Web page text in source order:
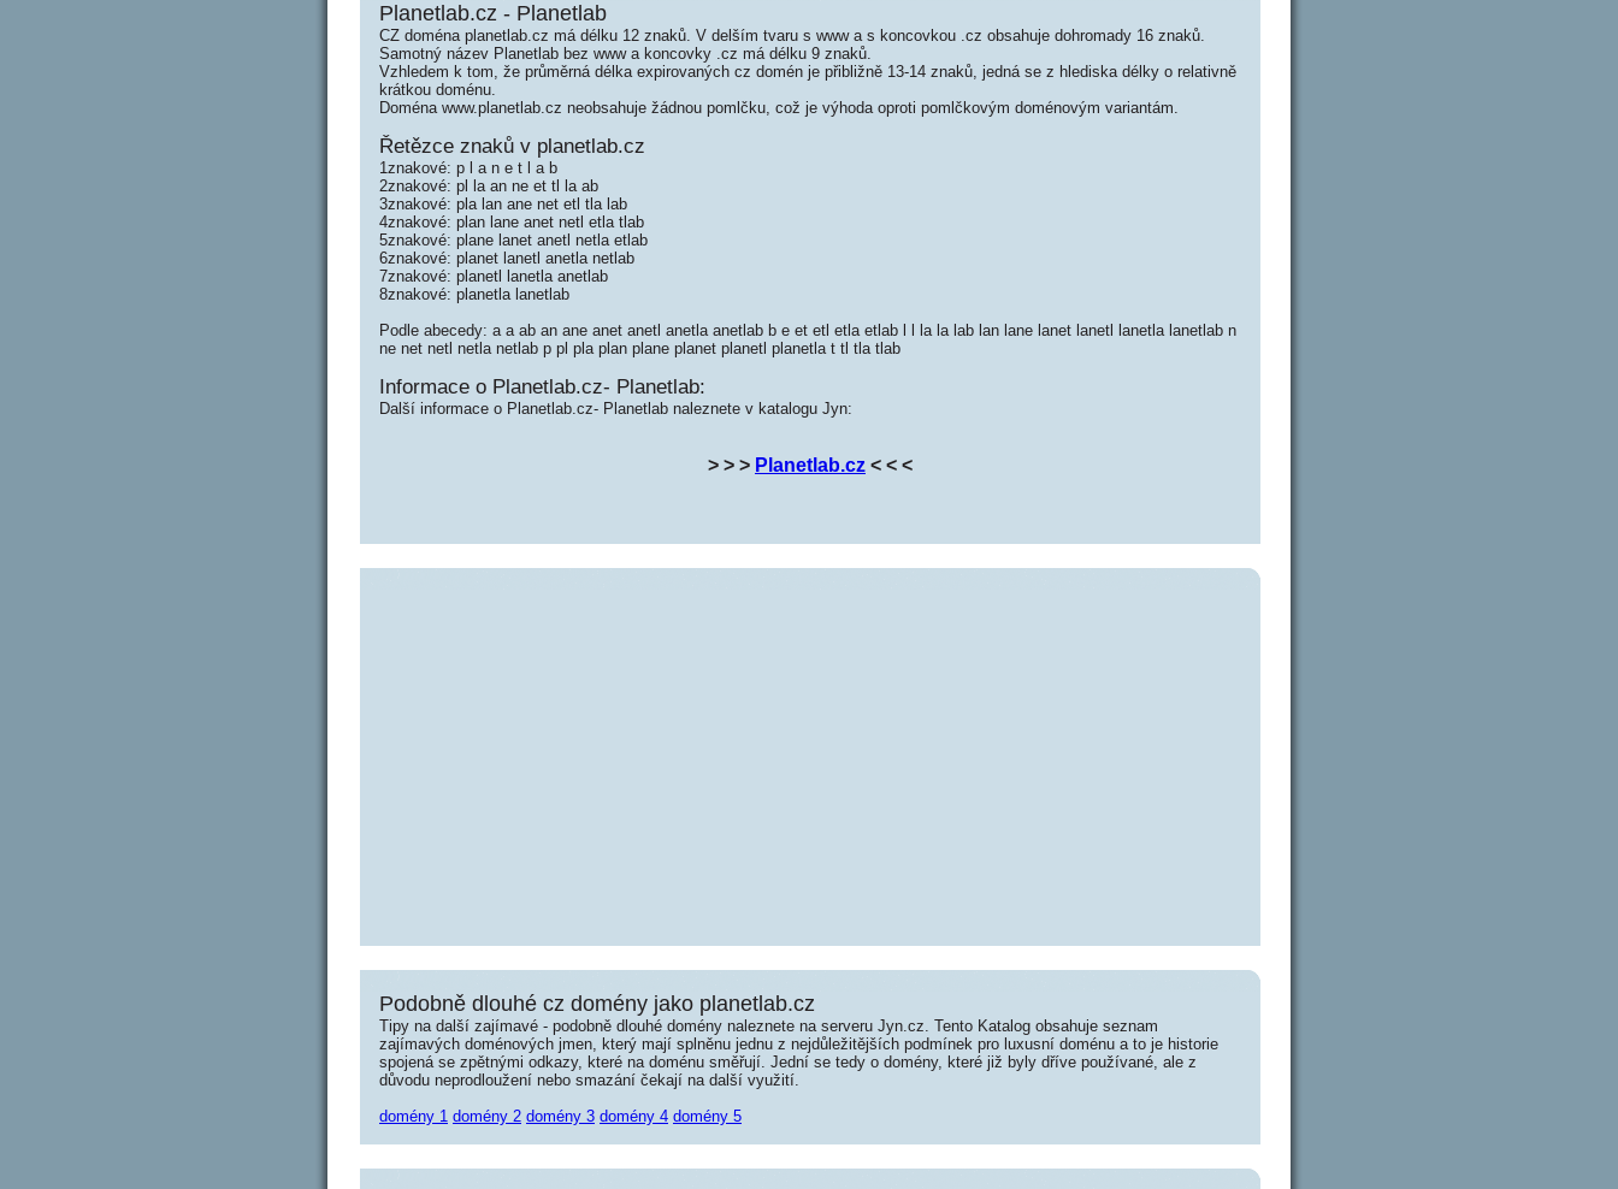
Planetlab.cz - Planetlab
CZ doména planetlab.cz má délku 12 znaků. V delším tvaru s www a s koncovkou .cz obsahuje dohromady 16 znaků.
Samotný název Planetlab bez www a koncovky .cz má délku 9 znaků.
Vzhledem k tom, že průměrná délka expirovaných cz domén je přibližně 13-14 znaků, jedná se z hlediska délky o relativně
krátkou doménu.
Doména www.planetlab.cz neobsahuje žádnou pomlčku, což je výhoda oproti pomlčkovým doménovým variantám.
Řetězce znaků v planetlab.cz
1znakové: p l a n e t l a b
2znakové: pl la an ne et tl la ab
3znakové: pla lan ane net etl tla lab
4znakové: plan lane anet netl etla tlab
5znakové: plane lanet anetl netla etlab
6znakové: planet lanetl anetla netlab
7znakové: planetl lanetla anetlab
8znakové: planetla lanetlab
Podle abecedy: a a ab an ane anet anetl anetla anetlab b e et etl etla etlab l l la la lab lan lane lanet lanetl lanetla lanetlab n
ne net netl netla netlab p pl pla plan plane planet planetl planetla t tl tla tlab
Informace o Planetlab.cz- Planetlab:
Další informace o Planetlab.cz- Planetlab naleznete v katalogu Jyn:
> > > Planetlab.cz < < <
Podobně dlouhé cz domény jako planetlab.cz
Tipy na další zajímavé - podobně dlouhé domény naleznete na serveru Jyn.cz. Tento Katalog obsahuje seznam
zajímavých doménových jmen, který mají splněnu jednu z nejdůležitějších podmínek pro luxusní doménu a to je historie
spojená se zpětnými odkazy, které na doménu směřují. Jední se tedy o domény, které již byly dříve používané, ale z
důvodu neprodloužení nebo smazání čekají na další využití.
domény 1 domény 2 domény 3 domény 4 domény 5